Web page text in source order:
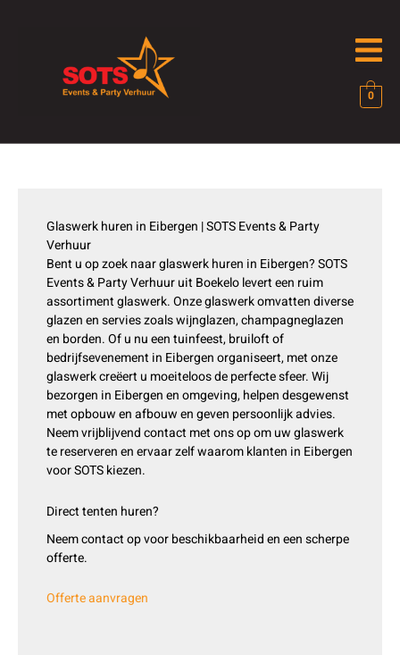
0
Glaswerk huren in Eibergen | SOTS Events & Party
Verhuur
Bent u op zoek naar glaswerk huren in Eibergen? SOTS
Events & Party Verhuur uit Boekelo levert een ruim
assortiment glaswerk. Onze glaswerk omvatten diverse
glazen en servies zoals wijnglazen, champagneglazen
en borden. Of u nu een tuinfeest, bruiloft of
bedrijfsevenement in Eibergen organiseert, met onze
glaswerk creëert u moeiteloos de perfecte sfeer. Wij
bezorgen in Eibergen en omgeving, helpen desgewenst
met opbouw en afbouw en geven persoonlijk advies.
Neem vrijblijvend contact met ons op om uw glaswerk
te reserveren en ervaar zelf waarom klanten in Eibergen
voor SOTS kiezen.
Direct tenten huren?
Neem contact op voor beschikbaarheid en een scherpe
offerte.
Offerte aanvragen